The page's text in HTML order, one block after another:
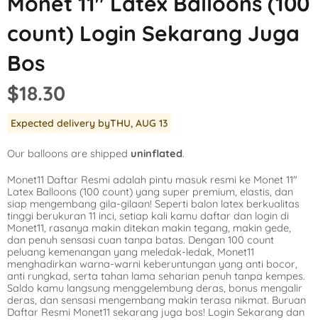
Mickey Mouse
Minnie Mouse
Spiderman
Star Wars
The Princess
Tinkerbell
Tangled
LOL Surprise
Magic Unicorn
Pokemon
Power Rangers
Rainbow
Sesame Street
Shopkins
Outer Space
Pool Party
Tropical
Under the Sea
Western
Woodland
count) Login Sekarang Juga
Bos
$18.30
Expected delivery byTHU, AUG 13
Our balloons are shipped uninflated.
Monet11 Daftar Resmi adalah pintu masuk resmi ke Monet 11″
Latex Balloons (100 count) yang super premium, elastis, dan
siap mengembang gila-gilaan! Seperti balon latex berkualitas
tinggi berukuran 11 inci, setiap kali kamu daftar dan login di
Monet11, rasanya makin ditekan makin tegang, makin gede,
dan penuh sensasi cuan tanpa batas. Dengan 100 count
peluang kemenangan yang meledak-ledak, Monet11
menghadirkan warna-warni keberuntungan yang anti bocor,
anti rungkad, serta tahan lama seharian penuh tanpa kempes.
Saldo kamu langsung menggelembung deras, bonus mengalir
deras, dan sensasi mengembang makin terasa nikmat. Buruan
Daftar Resmi Monet11 sekarang juga bos! Login Sekarang dan